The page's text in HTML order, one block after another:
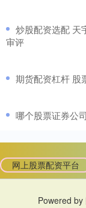
炒股配资选配 天
审评
期货配资杠杆 股
哪个股票证券公
网上股票配资平台
Powered by